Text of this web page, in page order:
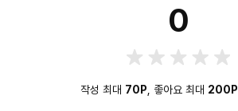
0
작성 최대 70P , 좋아요 최대 200P